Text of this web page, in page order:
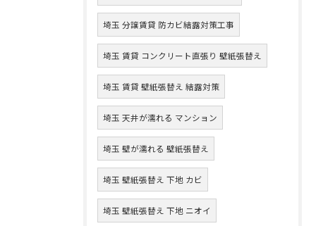
埼玉 分譲賃貸 防カビ結露対策工事
埼玉 賃貸 コンクリート直張り 壁紙張替え
埼玉 賃貸 壁紙張替え 結露対策
埼玉 天井が濡れる マンション
埼玉 壁が濡れる 壁紙張替え
埼玉 壁紙張替え 下地 カビ
埼玉 壁紙張替え 下地 ニオイ